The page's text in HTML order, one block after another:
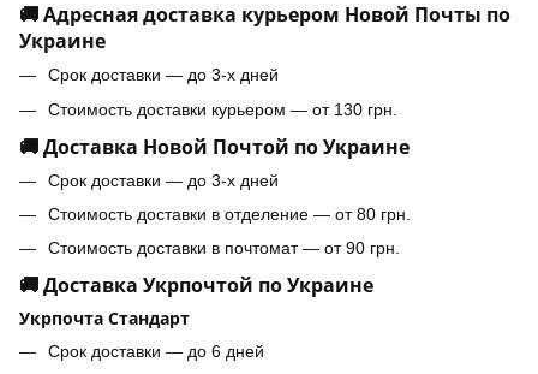
🚚 Адресная доставка курьером Новой Почты по
Украине
Срок доставки — до 3-х дней
Стоимость доставки курьером — от 130 грн.
🚚 Доставка Новой Почтой по Украине
Срок доставки — до 3-х дней
Стоимость доставки в отделение — от 80 грн.
Стоимость доставки в почтомат — от 90 грн.
🚚 Доставка Укрпочтой по Украине
Укрпочта Стандарт
Срок доставки — до 6 дней